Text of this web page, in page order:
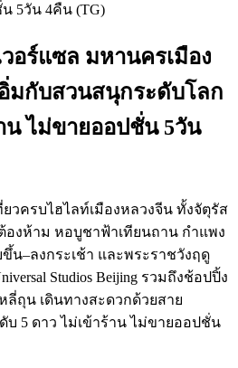
อร์แซล มหานครเมือง
มกับสวนสนุกระดับโลก
น ไม่ขายออปชั่น 5วัน
วครบไฮไลท์เมืองหลวงจีน ทั้งจัตุรัส
องห้าม หอบูชาฟ้าเทียนถาน กำแพง
น–ลงกระเช้า และพระราชวังฤดู
Studios Beijing รวมถึงช้อปปิ้ง
ถุน เดินทางสะดวกด้วยสาย
บ 5 ดาว ไม่เข้าร้าน ไม่ขายออปชั่น